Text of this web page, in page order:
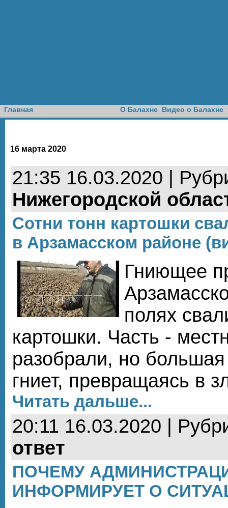
Главная О Балахне Видео о Балахне
16 марта 2020
21:35 16.03.2020 |
Нижегородской
Сотни тонн картошки
в Арзамасском районе
Гниющее
полях
картошки. Часть -
разобрали, но большая
гниет, превращаясь в
Читать дальше...
20:11 16.03.2020 |
ответ
ПОЧЕМУ
ИНФОРМИРУЕТ О